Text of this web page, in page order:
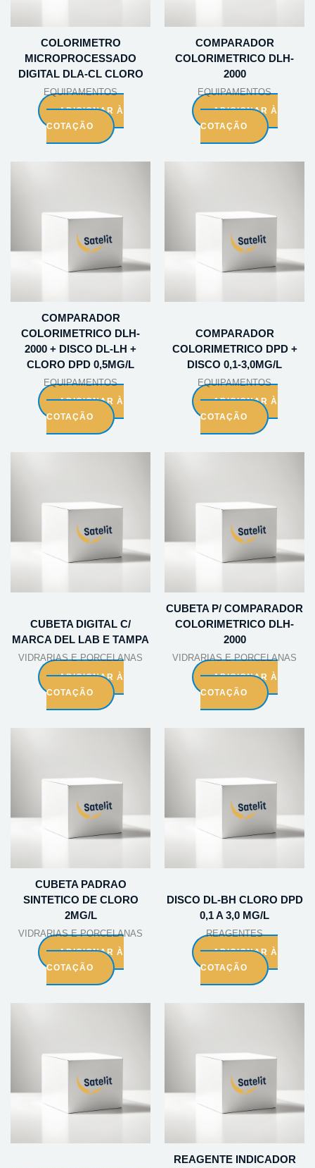
COLORIMETRO
MICROPROCESSADO
DIGITAL DLA-CL CLORO
EQUIPAMENTOS
ADICIONAR À
COTAÇÃO
COMPARADOR
COLORIMETRICO DLH-
2000
EQUIPAMENTOS
ADICIONAR À
COTAÇÃO
COMPARADOR
COLORIMETRICO DLH-
2000 + DISCO DL-LH +
CLORO DPD 0,5MG/L
EQUIPAMENTOS
ADICIONAR À
COTAÇÃO
COMPARADOR
COLORIMETRICO DPD +
DISCO 0,1-3,0MG/L
EQUIPAMENTOS
ADICIONAR À
COTAÇÃO
CUBETA DIGITAL C/
MARCA DEL LAB E TAMPA
VIDRARIAS E PORCELANAS
ADICIONAR À
COTAÇÃO
CUBETA P/ COMPARADOR
COLORIMETRICO DLH-
2000
VIDRARIAS E PORCELANAS
ADICIONAR À
COTAÇÃO
CUBETA PADRAO
SINTETICO DE CLORO
2MG/L
VIDRARIAS E PORCELANAS
ADICIONAR À
COTAÇÃO
DISCO DL-BH CLORO DPD
0,1 A 3,0 MG/L
REAGENTES
ADICIONAR À
COTAÇÃO
REAGENTE INDICADOR